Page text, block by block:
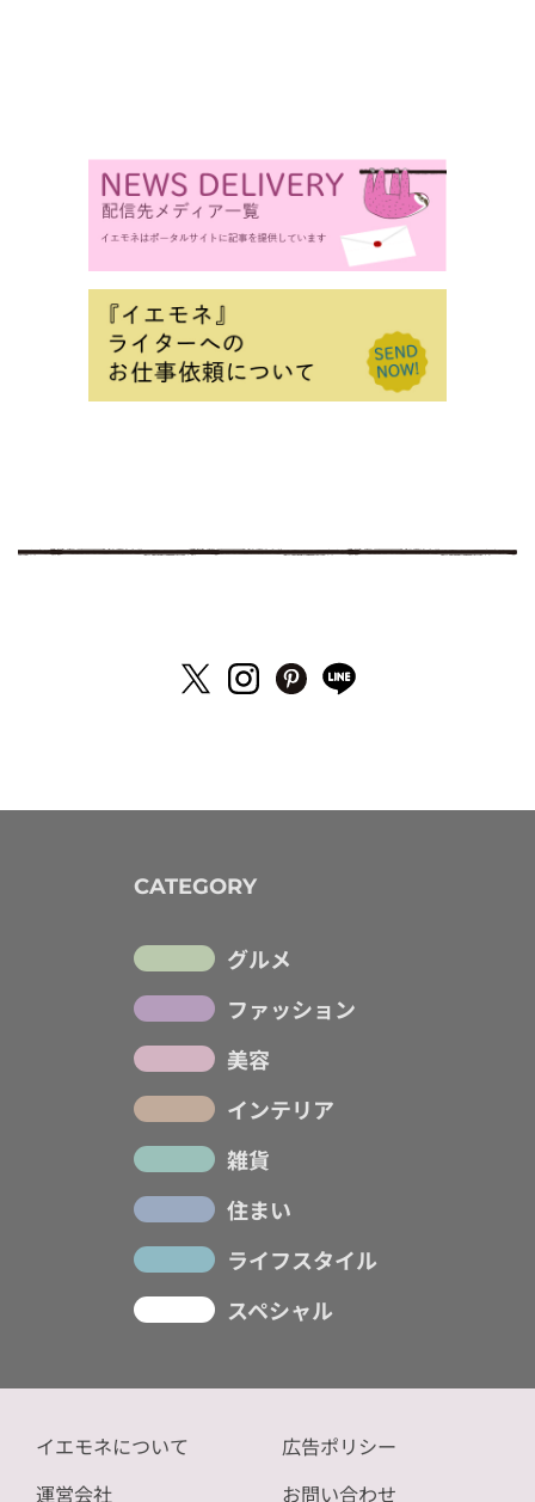
CATEGORY
グルメ
ファッション
美容
インテリア
雑貨
住まい
ライフスタイル
スペシャル
イエモネについて
運営会社
広告ポリシー
お問い合わせ